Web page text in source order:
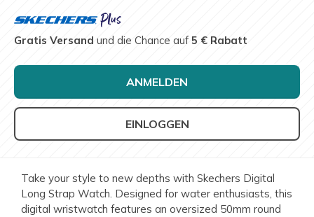
Gratis Versand und die Chance auf5 € Rabatt
ANMELDEN
EINLOGGEN
Take your style to new depths with Skechers Digital
Long Strap Watch. Designed for water enthusiasts, this
digital wristwatch features an oversized 50mm round